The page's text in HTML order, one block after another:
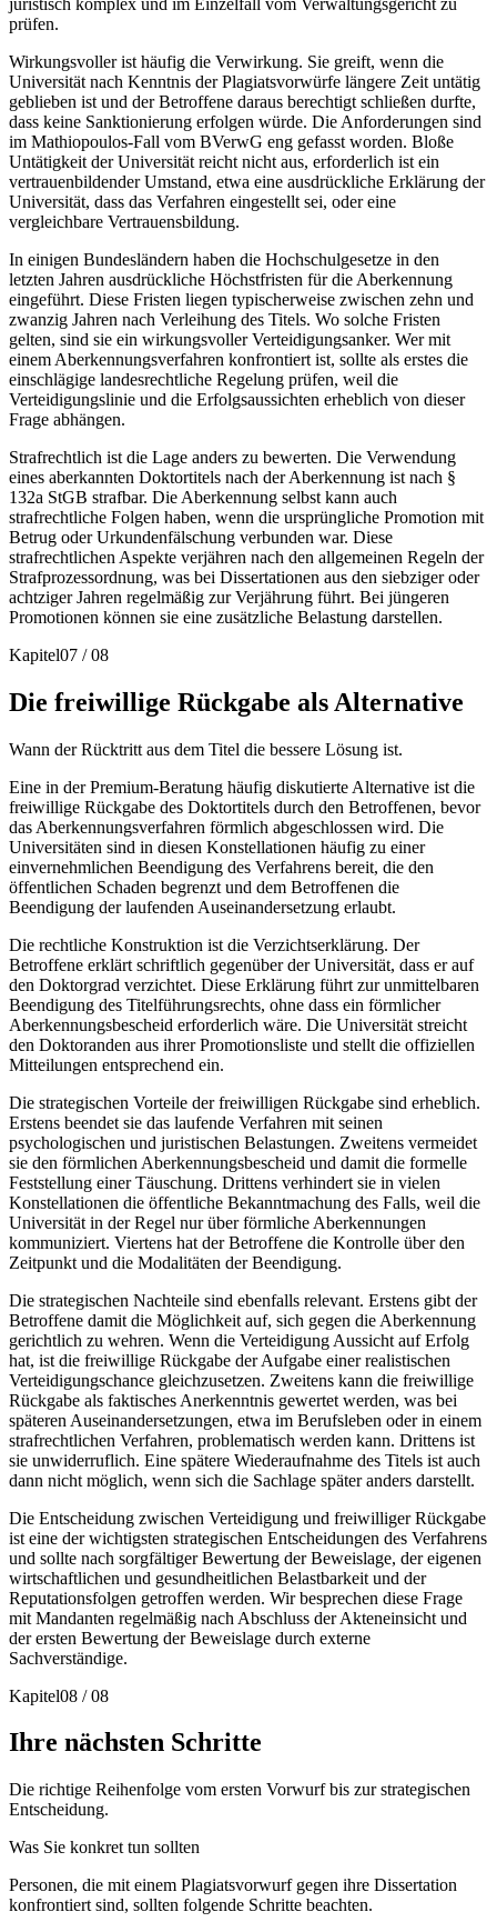
prüfen.
Wirkungsvoller ist häufig die Verwirkung. Sie greift, wenn die
Universität nach Kenntnis der Plagiatsvorwürfe längere Zeit untätig
geblieben ist und der Betroffene daraus berechtigt schließen durfte,
dass keine Sanktionierung erfolgen würde. Die Anforderungen sind
im Mathiopoulos-Fall vom BVerwG eng gefasst worden. Bloße
Untätigkeit der Universität reicht nicht aus, erforderlich ist ein
vertrauenbildender Umstand, etwa eine ausdrückliche Erklärung der
Universität, dass das Verfahren eingestellt sei, oder eine
vergleichbare Vertrauensbildung.
In einigen Bundesländern haben die Hochschulgesetze in den
letzten Jahren ausdrückliche Höchstfristen für die Aberkennung
eingeführt. Diese Fristen liegen typischerweise zwischen zehn und
zwanzig Jahren nach Verleihung des Titels. Wo solche Fristen
gelten, sind sie ein wirkungsvoller Verteidigungsanker. Wer mit
einem Aberkennungsverfahren konfrontiert ist, sollte als erstes die
einschlägige landesrechtliche Regelung prüfen, weil die
Verteidigungslinie und die Erfolgsaussichten erheblich von dieser
Frage abhängen.
Strafrechtlich ist die Lage anders zu bewerten. Die Verwendung
eines aberkannten Doktortitels nach der Aberkennung ist nach §
132a StGB strafbar. Die Aberkennung selbst kann auch
strafrechtliche Folgen haben, wenn die ursprüngliche Promotion mit
Betrug oder Urkundenfälschung verbunden war. Diese
strafrechtlichen Aspekte verjähren nach den allgemeinen Regeln der
Strafprozessordnung, was bei Dissertationen aus den siebziger oder
achtziger Jahren regelmäßig zur Verjährung führt. Bei jüngeren
Promotionen können sie eine zusätzliche Belastung darstellen.
Kapitel07 /08
Die freiwillige Rückgabe als Alternative
Wann der Rücktritt aus dem Titel die bessere Lösung ist.
Eine in der Premium-Beratung häufig diskutierte Alternative ist die
freiwillige Rückgabe des Doktortitels durch den Betroffenen, bevor
das Aberkennungsverfahren förmlich abgeschlossen wird. Die
Universitäten sind in diesen Konstellationen häufig zu einer
einvernehmlichen Beendigung des Verfahrens bereit, die den
öffentlichen Schaden begrenzt und dem Betroffenen die
Beendigung der laufenden Auseinandersetzung erlaubt.
Die rechtliche Konstruktion ist die Verzichtserklärung. Der
Betroffene erklärt schriftlich gegenüber der Universität, dass er auf
den Doktorgrad verzichtet. Diese Erklärung führt zur unmittelbaren
Beendigung des Titelführungsrechts, ohne dass ein förmlicher
Aberkennungsbescheid erforderlich wäre. Die Universität streicht
den Doktoranden aus ihrer Promotionsliste und stellt die offiziellen
Mitteilungen entsprechend ein.
Die strategischen Vorteile der freiwilligen Rückgabe sind erheblich.
Erstens beendet sie das laufende Verfahren mit seinen
psychologischen und juristischen Belastungen. Zweitens vermeidet
sie den förmlichen Aberkennungsbescheid und damit die formelle
Feststellung einer Täuschung. Drittens verhindert sie in vielen
Konstellationen die öffentliche Bekanntmachung des Falls, weil die
Universität in der Regel nur über förmliche Aberkennungen
kommuniziert. Viertens hat der Betroffene die Kontrolle über den
Zeitpunkt und die Modalitäten der Beendigung.
Die strategischen Nachteile sind ebenfalls relevant. Erstens gibt der
Betroffene damit die Möglichkeit auf, sich gegen die Aberkennung
gerichtlich zu wehren. Wenn die Verteidigung Aussicht auf Erfolg
hat, ist die freiwillige Rückgabe der Aufgabe einer realistischen
Verteidigungschance gleichzusetzen. Zweitens kann die freiwillige
Rückgabe als faktisches Anerkenntnis gewertet werden, was bei
späteren Auseinandersetzungen, etwa im Berufsleben oder in einem
strafrechtlichen Verfahren, problematisch werden kann. Drittens ist
sie unwiderruflich. Eine spätere Wiederaufnahme des Titels ist auch
dann nicht möglich, wenn sich die Sachlage später anders darstellt.
Die Entscheidung zwischen Verteidigung und freiwilliger Rückgabe
ist eine der wichtigsten strategischen Entscheidungen des Verfahrens
und sollte nach sorgfältiger Bewertung der Beweislage, der eigenen
wirtschaftlichen und gesundheitlichen Belastbarkeit und der
Reputationsfolgen getroffen werden. Wir besprechen diese Frage
mit Mandanten regelmäßig nach Abschluss der Akteneinsicht und
der ersten Bewertung der Beweislage durch externe
Sachverständige.
Kapitel08 /08
Ihre nächsten Schritte
Die richtige Reihenfolge vom ersten Vorwurf bis zur strategischen
Entscheidung.
Was Sie konkret tun sollten
Personen, die mit einem Plagiatsvorwurf gegen ihre Dissertation
konfrontiert sind, sollten folgende Schritte beachten.